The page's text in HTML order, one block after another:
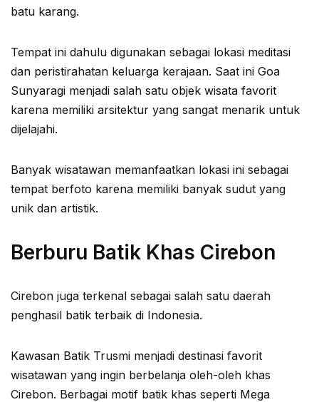
batu karang.
Tempat ini dahulu digunakan sebagai lokasi meditasi
dan peristirahatan keluarga kerajaan. Saat ini Goa
Sunyaragi menjadi salah satu objek wisata favorit
karena memiliki arsitektur yang sangat menarik untuk
dijelajahi.
Banyak wisatawan memanfaatkan lokasi ini sebagai
tempat berfoto karena memiliki banyak sudut yang
unik dan artistik.
Berburu Batik Khas Cirebon
Cirebon juga terkenal sebagai salah satu daerah
penghasil batik terbaik di Indonesia.
Kawasan Batik Trusmi menjadi destinasi favorit
wisatawan yang ingin berbelanja oleh-oleh khas
Cirebon. Berbagai motif batik khas seperti Mega